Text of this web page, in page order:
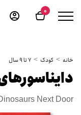
0
خانه کودک 7 تا 9 سال
Next Door